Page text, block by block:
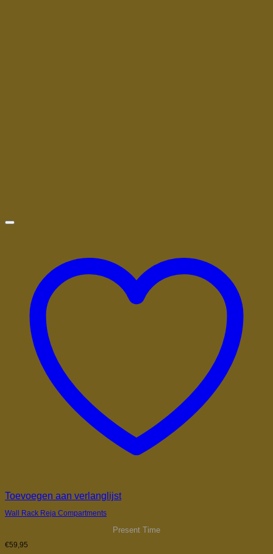
Toevoegen aan verlanglijst
Wall Rack Reja Compartments
Present Time
€59,95